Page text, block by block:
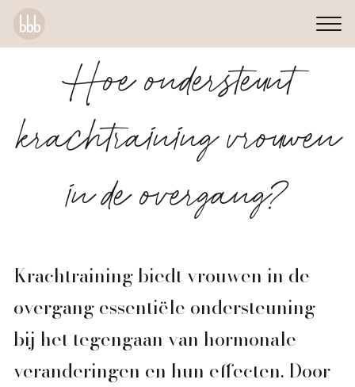
Hoe ondersteunt
krachtraining vrouwen
in de overgang?
Krachtraining biedt vrouwen in de
overgang essentiële ondersteuning
bij het tegengaan van hormonale
veranderingen en hun effecten. Door